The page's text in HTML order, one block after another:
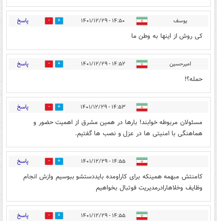
یوسف ۱۴:۵۰ - ۱۴۰۱/۱۲/۲۹ 4 پاسخ
کی روش از اینها به وطن ما
امیرحسین ۱۴:۵۲ - ۱۴۰۱/۱۲/۲۹ 0 پاسخ
حمله؟!
۱۴:۵۳ - ۱۴۰۱/۱۲/۲۹ 8 پاسخ
مسئولان مربوطه خوابند! بارها در همین مشرق از اهمیت حضور و
هماهنگی با امنیتی ها در عزل و نصب ها گفتیم.
۱۴:۵۵ - ۱۴۰۱/۱۲/۲۹ 1 پاسخ
کامنتش مبهمه همینکه برای کاراومده بایددستشو ببوسیم وازش انجام
وظایف وخلاهارادرمدیریت فوتبال بخواهیم
۱۴:۵۵ - ۱۴۰۱/۱۲/۲۹ 3 پاسخ